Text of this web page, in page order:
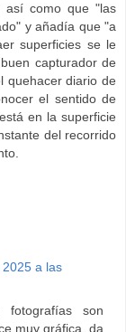
así como que "las
y añadía que "a
superficies se le
capturador de
quehacer diario de
el sentido de
en la superficie
del recorrido
a las
son
muy gráfica, da